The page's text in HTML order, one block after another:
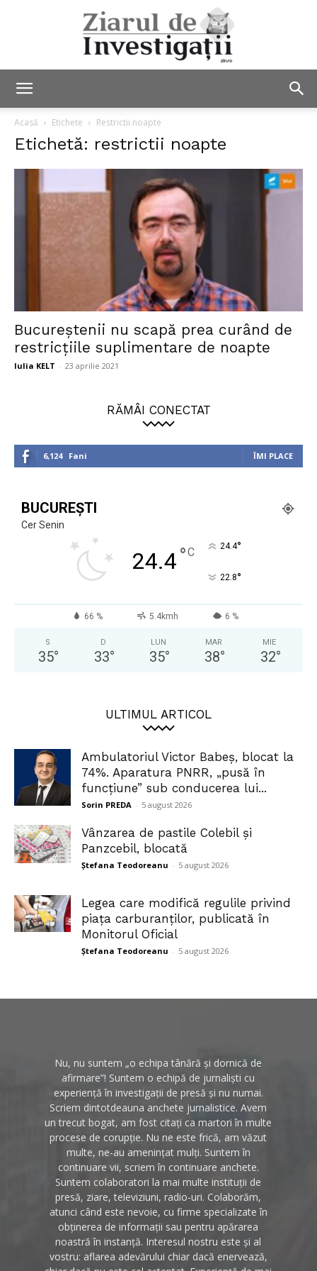
Investigații
Acasă Etichete Restrictii noapte
Etichetă: restrictii noapte
Bucureștenii nu scapă prea curând de
restricțiile suplimentare de noapte
Iulia KELT - 23 aprilie 2021
RĂMÂI CONECTAT
6,124 Fani ÎMI PLACE
BUCUREȘTI
Cer Senin
24.4°C 24.4°
22.8°
66 % 5.4kmh 6 %
S
35°
D
33°
LUN
35°
MAR
38°
MIE
32°
ULTIMUL ARTICOL
Ambulatoriul Victor Babeș, blocat la
74%. Aparatura PNRR, „pusă în
funcțiune” sub conducerea lui...
Sorin PREDA - 5 august 2026
Vânzarea de pastile Colebil și
Panzcebil, blocată
Ștefana Teodoreanu - 5 august 2026
Legea care modifică regulile privind
piața carburanților, publicată în
Monitorul Oficial
Ștefana Teodoreanu - 5 august 2026
Nu, nu suntem „o echipa tânără și dornică de
afirmare”! Suntem o echipă de jurnaliști cu
experiență în investigații de presă și nu numai.
Scriem dintotdeauna anchete jurnalistice. Avem
un trecut bogat, am fost citați ca martori în multe
procese de corupție. Nu ne este frică, am văzut
multe, ne-au amenințat mulți. Suntem în
continuare vii, scriem în continuare anchete.
Suntem colaboratori la mai multe instituții de
presă, ziare, televiziuni, radio-uri. Colaborăm,
atunci când este nevoie, cu firme specializate în
obținerea de informații sau pentru apărarea
noastră în instanță. Interesul nostru este și al
vostru: aflarea adevărului chiar dacă enervează,